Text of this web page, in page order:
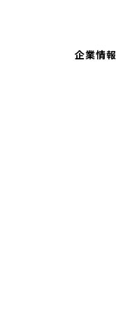
企業情報